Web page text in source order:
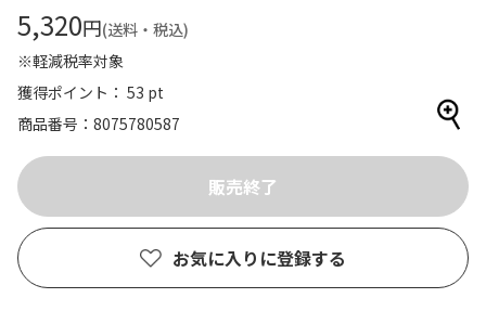
5,320円(送料・税込)
※軽減税率対象
獲得ポイント： 53 pt
商品番号
8075780587
お気に入りに登録する